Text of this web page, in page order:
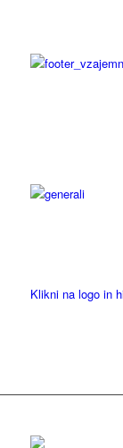
Klikni na logo in